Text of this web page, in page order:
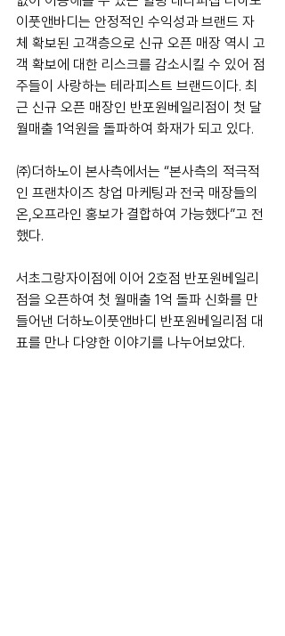
이풋앤바디는 안정적인 수익성과 브랜드 자
체 확보된 고객층으로 신규 오픈 매장 역시 고
객 확보에 대한 리스크를 감소시킬 수 있어 점
주들이 사랑하는 테라피스트 브랜드이다. 최
근 신규 오픈 매장인 반포원베일리점이 첫 달
월매출 1억원을 돌파하여 화재가 되고 있다.
㈜더하노이 본사측에서는 “본사측의 적극적
인 프랜차이즈 창업 마케팅과 전국 매장들의
온,오프라인 홍보가 결합하여 가능했다”고 전
했다.
서초그랑자이점에 이어 2호점 반포원베일리
점을 오픈하여 첫 월매출 1억 돌파 신화를 만
들어낸 더하노이풋앤바디 반포원베일리점 대
표를 만나 다양한 이야기를 나누어보았다.